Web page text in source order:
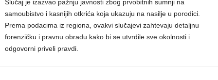
Slučaj je izazvao pažnju javnosti zbog prvobitnih sumnji na
samoubistvo i kasnijih otkrića koja ukazuju na nasilje u porodici.
Prema podacima iz regiona, ovakvi slučajevi zahtevaju detaljnu
forenzičku i pravnu obradu kako bi se utvrdile sve okolnosti i
odgovorni priveli pravdi.